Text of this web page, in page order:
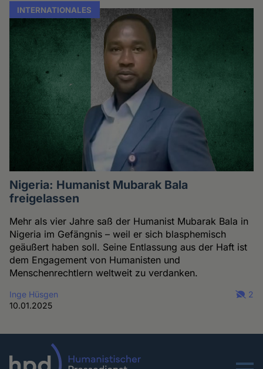
INTERNATIONALES
Nigeria: Humanist Mubarak Bala
freigelassen
Mehr als vier Jahre saß der Humanist Mubarak Bala in
Nigeria im Gefängnis – weil er sich blasphemisch
geäußert haben soll. Seine Entlassung aus der Haft ist
dem Engagement von Humanisten und
Menschenrechtlern weltweit zu verdanken.
Inge Hüsgen
10.01.2025
2